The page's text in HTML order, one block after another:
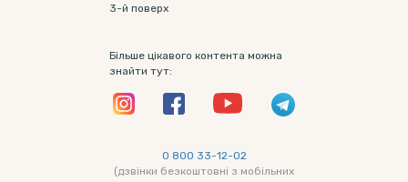
3-й поверх
Більше цікавого контента можна
знайти тут:
0 800 33-12-02
(дзвінки безкоштовні з мобільних